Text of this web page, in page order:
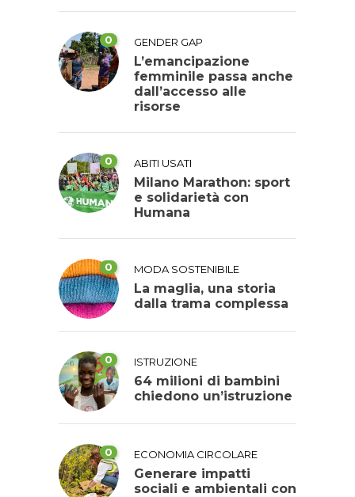
0 GENDER GAP
L’emancipazione
femminile passa anche
dall’accesso alle
risorse
0 ABITI USATI
Milano Marathon: sport
e solidarietà con
Humana
0 MODA SOSTENIBILE
La maglia, una storia
dalla trama complessa
0 ISTRUZIONE
64 milioni di bambini
chiedono un’istruzione
0 ECONOMIA CIRCOLARE
Generare impatti
sociali e ambientali con